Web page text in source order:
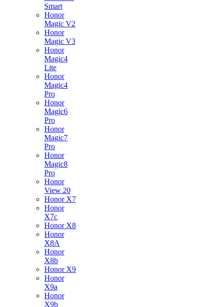
Smart
Honor
Magic V2
Honor
Magic V3
Honor
Magic4
Lite
Honor
Magic4
Pro
Honor
Magic6
Pro
Honor
Magic7
Pro
Honor
Magic8
Pro
Honor
View 20
Honor X7
Honor
X7c
Honor X8
Honor
X8A
Honor
X8b
Honor X9
Honor
X9a
Honor
X9b